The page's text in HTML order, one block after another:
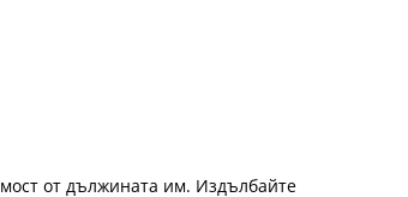
от дължината им. Издълбайте